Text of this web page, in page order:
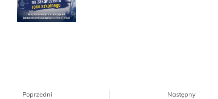
Poprzedni Następny